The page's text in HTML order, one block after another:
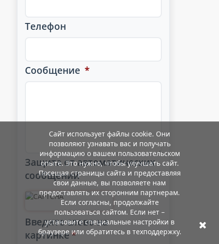
Телефон
Сообщение *
Защита от автоматических
сообщений
Введите слово на
картинке*
Сайт использует файлы cookie. Они
позволяют узнавать вас и получать
информацию о вашем пользовательском
опыте. Это нужно, чтобы улучшать сайт.
Посещая страницы сайта и предоставляя
свои данные, вы позволяете нам
предоставлять их сторонним партнерам.
Если согласны, продолжайте
пользоваться сайтом. Если нет –
установите специальные настройки в
браузере или обратитесь в техподдержку.